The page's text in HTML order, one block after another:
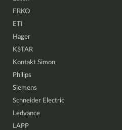
ERKO
ETI
Hager
KSTAR
Kontakt Simon
Philips
Siemens
Schneider Electric
Ledvance
LAPP